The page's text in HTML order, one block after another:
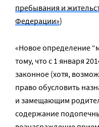
пребывания и
Федерации»)
«Новое определение
тому, что с 1 января
законное (хотя,
право обусловить
и замещающим
содержание